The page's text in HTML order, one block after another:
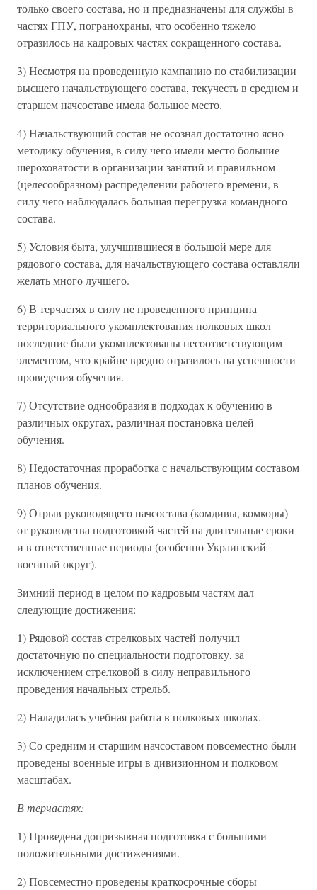
только своего состава, но и предназначены для службы в
частях ГПУ, погранохраны, что особенно тяжело
отразилось на кадровых частях сокращенного состава.
3) Несмотря на проведенную кампанию по стабилизации
высшего начальствующего состава, текучесть в среднем и
старшем начсоставе имела большое место.
4) Начальствующий состав не осознал достаточно ясно
методику обучения, в силу чего имели место большие
шероховатости в организации занятий и правильном
(целесообразном) распределении рабочего времени, в
силу чего наблюдалась большая перегрузка командного
состава.
5) Условия быта, улучшившиеся в большой мере для
рядового состава, для начальствующего состава оставляли
желать много лучшего.
6) В терчастях в силу не проведенного принципа
территориального укомплектования полковых школ
последние были укомплектованы несоответствующим
элементом, что крайне вредно отразилось на успешности
проведения обучения.
7) Отсутствие однообразия в подходах к обучению в
различных округах, различная постановка целей
обучения.
8) Недостаточная проработка с начальствующим составом
планов обучения.
9) Отрыв руководящего начсостава (комдивы, комкоры)
от руководства подготовкой частей на длительные сроки
и в ответственные периоды (особенно Украинский
военный округ).
Зимний период в целом по кадровым частям дал
следующие достижения:
1) Рядовой состав стрелковых частей получил
достаточную по специальности подготовку, за
исключением стрелковой в силу неправильного
проведения начальных стрельб.
2) Наладилась учебная работа в полковых школах.
3) Со средним и старшим начсоставом повсеместно были
проведены военные игры в дивизионном и полковом
масштабах.
В терчастях:
1) Проведена допризывная подготовка с большими
положительными достижениями.
2) Повсеместно проведены краткосрочные сборы